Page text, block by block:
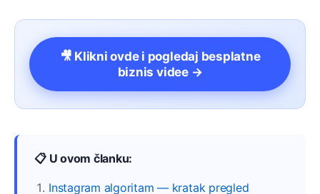
🎥 Klikni ovde i pogledaj besplatne
biznis videe →
📋 U ovom članku:
Instagram algoritam — kratak pregled